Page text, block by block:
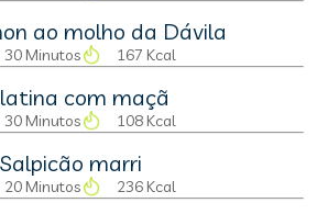
ao molho da Dávila
30 Minutos 167 Kcal
com maçã
30 Minutos 108 Kcal
Salpicão marri
20 Minutos 236 Kcal